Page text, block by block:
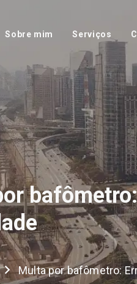
Sobre mim Serviços
Multa por bafômetro: